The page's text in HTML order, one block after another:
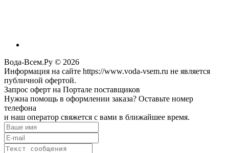
Вода-Всем.Ру © 2026
Информация на сайте https://www.voda-vsem.ru не является
публичной офертой.
Запрос оферт на Портале поставщиков
Нужна помощь в оформлении заказа? Оставьте номер
телефона
и наш оператор свяжется с вами в ближайшее время.